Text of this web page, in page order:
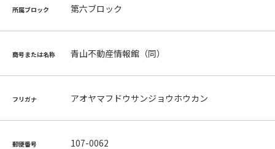
所属ブロック 第六ブロック
商号または名称 青山不動産情報館（同）
フリガナ アオヤマフドウサンジョウホウカン
郵便番号 107-0062